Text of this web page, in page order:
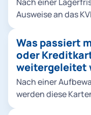
Ausweise an das
Was passiert
oder
weitergeleitet
Nach einer
werden diese